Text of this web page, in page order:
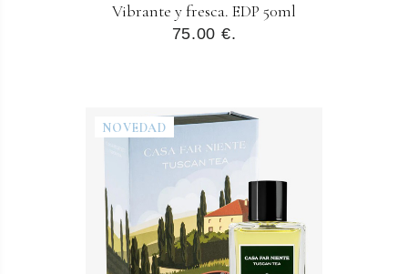
Vibrante y fresca. EDP 50ml
75.00 €.
NOVEDAD